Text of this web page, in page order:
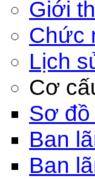
Giới
Chức
Lịch
Cơ
Sơ
Ban
Ban